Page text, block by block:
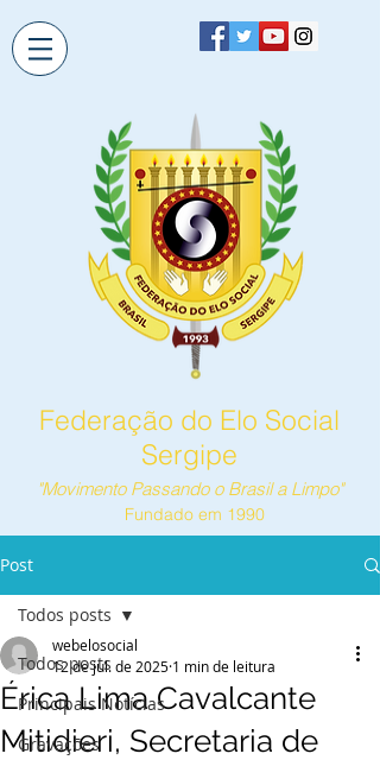
Federação do Elo Social
Sergipe
"Movimento Passando o Brasil a Limpo"
Fundado em 1990
Post
Todos posts
Principais Notícias
Gravações
Todos posts
Érica Lima Cavalcante
Mitidieri, Secretaria de
webelosocial
12 de jul. de 2025 1 min de leitura